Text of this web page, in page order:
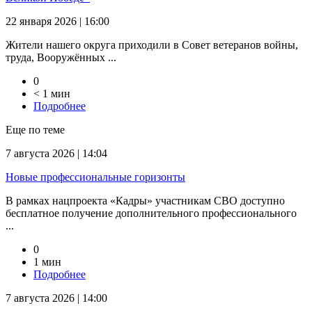
22 января 2026 | 16:00
Жители нашего округа приходили в Совет ветеранов войны,
труда, Вооружённых ...
0
< 1 мин
Подробнее
Еще по теме
7 августа 2026 | 14:04
Новые профессиональные горизонты
В рамках нацпроекта «Кадры» участникам СВО доступно
бесплатное получение дополнительного профессионального
...
0
1 мин
Подробнее
7 августа 2026 | 14:00